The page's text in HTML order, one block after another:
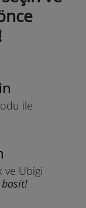
ile
ve Ubigi
basit!